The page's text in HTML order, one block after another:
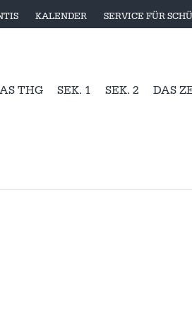
KALENDER SERVICE FÜR
THG SEK. 1 SEK. 2 DAS